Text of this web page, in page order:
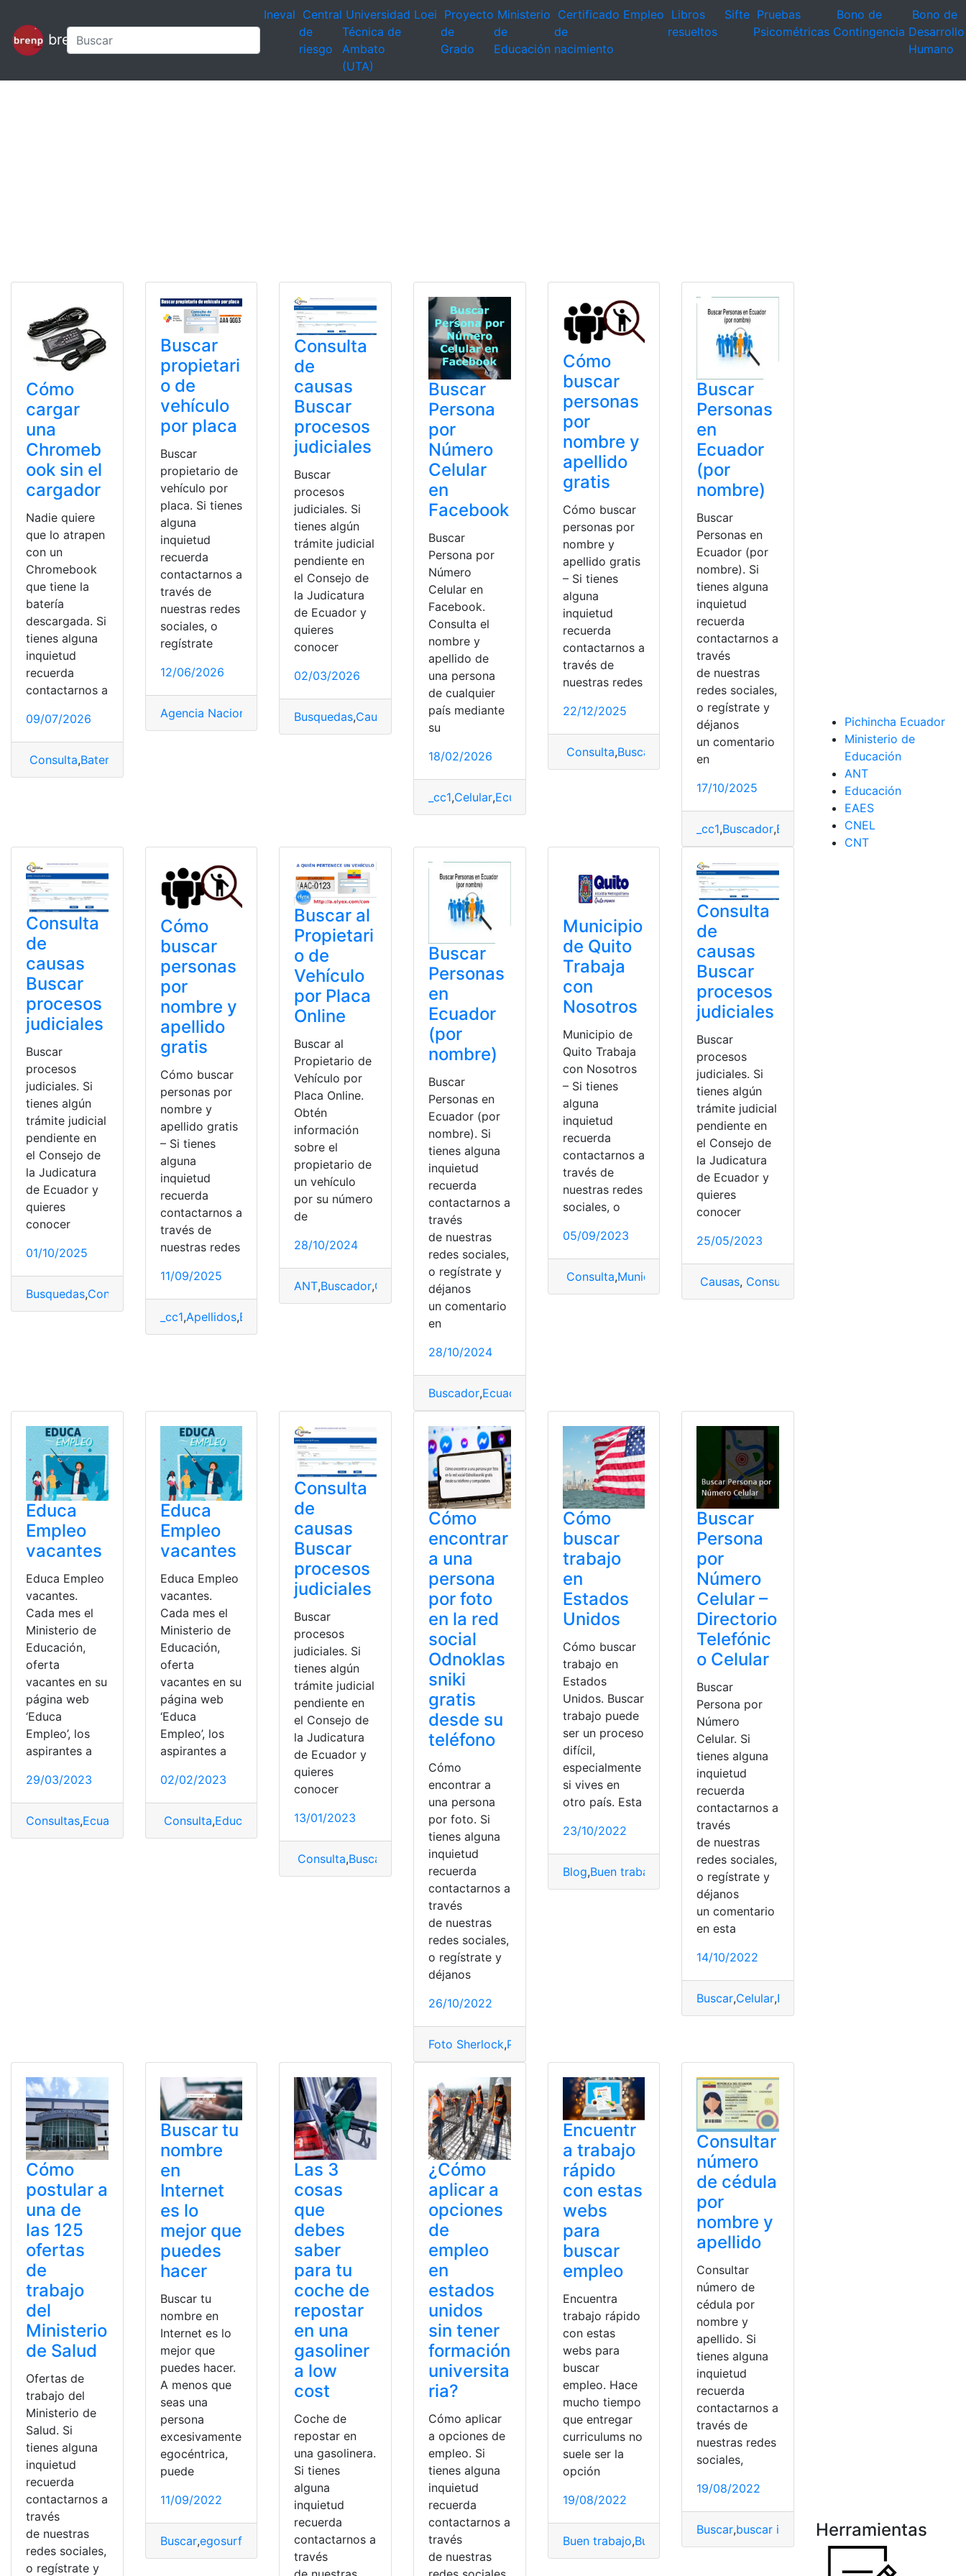
brenp
Ineval Central
de
riesgo
Universidad
Técnica de
Ambato
(UTA)
Loei Proyecto
de
Grado
Ministerio
de
Educación
Certificado
de
nacimiento
Empleo Libros
resueltos
Sifte Pruebas
Psicométricas
Bono de
Contingencia
Bono de
Desarrollo
Humano
Cómo
cargar
una
Chromeb
ook sin el
cargador
Nadie quiere
que lo atrapen
con un
Chromebook
que tiene la
batería
descargada. Si
tienes alguna
inquietud
recuerda
contactarnos a
09/07/2026
Consulta,Batería
Buscar
propietari
o de
vehículo
por placa
Buscar
propietario de
vehículo por
placa. Si tienes
alguna
inquietud
recuerda
contactarnos a
través de
nuestras redes
sociales, o
regístrate
12/06/2026
Agencia Nacional de Tránsito,Consultas, Herramientas Ecuador top2,Vehículo
Consulta
de
causas
Buscar
procesos
judiciales
Buscar
procesos
judiciales. Si
tienes algún
trámite judicial
pendiente en
el Consejo de
la Judicatura
de Ecuador y
quieres
conocer
02/03/2026
Busquedas,Causas Consultas ,Ecuador,Procesos Procesos Judiciales
Buscar
Persona
por
Número
Celular
en
Facebook
Buscar
Persona por
Número
Celular en
Facebook.
Consulta el
nombre y
apellido de
una persona
de cualquier
país mediante
su
18/02/2026
_cc1,Celular,Ecuador Personas
Cómo
buscar
personas
por
nombre y
apellido
gratis
Cómo buscar
personas por
nombre y
apellido gratis
– Si tienes
alguna
inquietud
recuerda
contactarnos a
través de
nuestras redes
22/12/2025
Consulta,Buscar Buscar Personas por nombre
Buscar
Personas
en
Ecuador
(por
nombre)
Buscar
Personas en
Ecuador (por
nombre). Si
tienes alguna
inquietud
recuerda
contactarnos a
través
de nuestras
redes sociales,
o regístrate y
déjanos
un comentario
en
17/10/2025
_cc1,Buscador,Ecuador Información
Consulta
de
causas
Buscar
procesos
judiciales
Buscar
procesos
judiciales. Si
tienes algún
trámite judicial
pendiente en
el Consejo de
la Judicatura
de Ecuador y
quieres
conocer
01/10/2025
Busquedas,Consultas Procesos Judiciales,top2
Cómo
buscar
personas
por
nombre y
apellido
gratis
Cómo buscar
personas por
nombre y
apellido gratis
– Si tienes
alguna
inquietud
recuerda
contactarnos a
través de
nuestras redes
11/09/2025
_cc1,Apellidos,Buscar
Buscar al
Propietari
o de
Vehículo
por Placa
Online
Buscar al
Propietario de
Vehículo por
Placa Online.
Obtén
información
sobre el
propietario de
un vehículo
por su número
de
28/10/2024
ANT,Buscador,Online Placas,vehículos
Buscar
Personas
en
Ecuador
(por
nombre)
Buscar
Personas en
Ecuador (por
nombre). Si
tienes alguna
inquietud
recuerda
contactarnos a
través
de nuestras
redes sociales,
o regístrate y
déjanos
un comentario
en
28/10/2024
Buscador,Ecuador
Municipio
de Quito
Trabaja
con
Nosotros
Municipio de
Quito Trabaja
con Nosotros
– Si tienes
alguna
inquietud
recuerda
contactarnos a
través de
nuestras redes
sociales, o
05/09/2023
Consulta,Municipio Municipio de Quito,Trabaja con nosotros
Consulta
de
causas
Buscar
procesos
judiciales
Buscar
procesos
judiciales. Si
tienes algún
trámite judicial
pendiente en
el Consejo de
la Judicatura
de Ecuador y
quieres
conocer
25/05/2023
Causas, Consulta
Educa
Empleo
vacantes
Educa Empleo
vacantes.
Cada mes el
Ministerio de
Educación,
oferta
vacantes en su
página web
‘Educa
Empleo’, los
aspirantes a
29/03/2023
Consultas,Ecuador Educa Empleo,Educa Empleo vacantes
Educa
Empleo
vacantes
Educa Empleo
vacantes.
Cada mes el
Ministerio de
Educación,
oferta
vacantes en su
página web
‘Educa
Empleo’, los
aspirantes a
02/02/2023
Consulta,Educa Empleo vacantes,Empleo Empleo en Ecuador
Consulta
de
causas
Buscar
procesos
judiciales
Buscar
procesos
judiciales. Si
tienes algún
trámite judicial
pendiente en
el Consejo de
la Judicatura
de Ecuador y
quieres
conocer
13/01/2023
Consulta,Buscar procesos judiciales Consulta de causas procesos judiciales
Cómo
encontrar
a una
persona
por foto
en la red
social
Odnoklas
sniki
gratis
desde su
teléfono
Cómo
encontrar a
una persona
por foto. Si
tienes alguna
inquietud
recuerda
contactarnos a
través
de nuestras
redes sociales,
o regístrate y
déjanos
26/10/2022
Foto Sherlock,Programas
Cómo
buscar
trabajo
en
Estados
Unidos
Cómo buscar
trabajo en
Estados
Unidos. Buscar
trabajo puede
ser un proceso
difícil,
especialmente
si vives en
otro país. Esta
23/10/2022
Blog,Buen trabajo ,Estados Unidos
Buscar
Persona
por
Número
Celular –
Directorio
Telefónic
o Celular
Buscar
Persona por
Número
Celular. Si
tienes alguna
inquietud
recuerda
contactarnos a
través
de nuestras
redes sociales,
o regístrate y
déjanos
un comentario
en esta
14/10/2022
Buscar,Celular,Facebook
Cómo
postular a
una de
las 125
ofertas
de
trabajo
del
Ministerio
de Salud
Ofertas de
trabajo del
Ministerio de
Salud. Si
tienes alguna
inquietud
recuerda
contactarnos a
través
de nuestras
redes sociales,
o regístrate y
Buscar tu
nombre
en
Internet
es lo
mejor que
puedes
hacer
Buscar tu
nombre en
Internet es lo
mejor que
puedes hacer.
A menos que
seas una
persona
excesivamente
egocéntrica,
puede
11/09/2022
Buscar,egosurfing Internet,Nombre,Término
Las 3
cosas
que
debes
saber
para tu
coche de
repostar
en una
gasoliner
a low
cost
Coche de
repostar en
una gasolinera.
Si tienes
alguna
inquietud
recuerda
contactarnos a
través
¿Cómo
aplicar a
opciones
de
empleo
en
estados
unidos
sin tener
formación
universita
ria?
Cómo aplicar
a opciones de
empleo. Si
tienes alguna
inquietud
recuerda
contactarnos a
través
de nuestras
Encuentr
a trabajo
rápido
con estas
webs
para
buscar
empleo
Encuentra
trabajo rápido
con estas
webs para
buscar
empleo. Hace
mucho tiempo
que entregar
curriculums no
suele ser la
opción
19/08/2022
Buen trabajo,Buscar
Consultar
número
de cédula
por
nombre y
apellido
Consultar
número de
cédula por
nombre y
apellido. Si
tienes alguna
inquietud
recuerda
contactarnos a
través de
nuestras redes
sociales,
19/08/2022
Buscar,buscar información de persona,Buscar
Pichincha Ecuador
Ministerio de
Educación
ANT
Educación
EAES
CNEL
CNT
Herramientas